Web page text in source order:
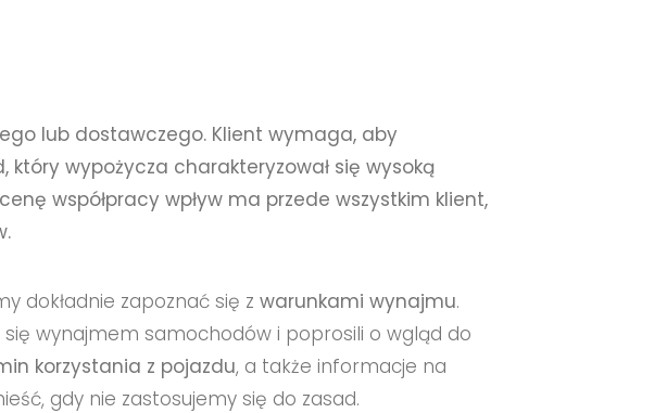
lub dostawczego. Klient wymaga, aby
wypożycza charakteryzował się wysoką
współpracy wpływ ma przede wszystkim klient,
dokładnie zapoznać się z warunkami wynajmu.
wynajmem samochodów i poprosili o wgląd do
korzystania z pojazdu, a także informacje na
gdy nie zastosujemy się do zasad.